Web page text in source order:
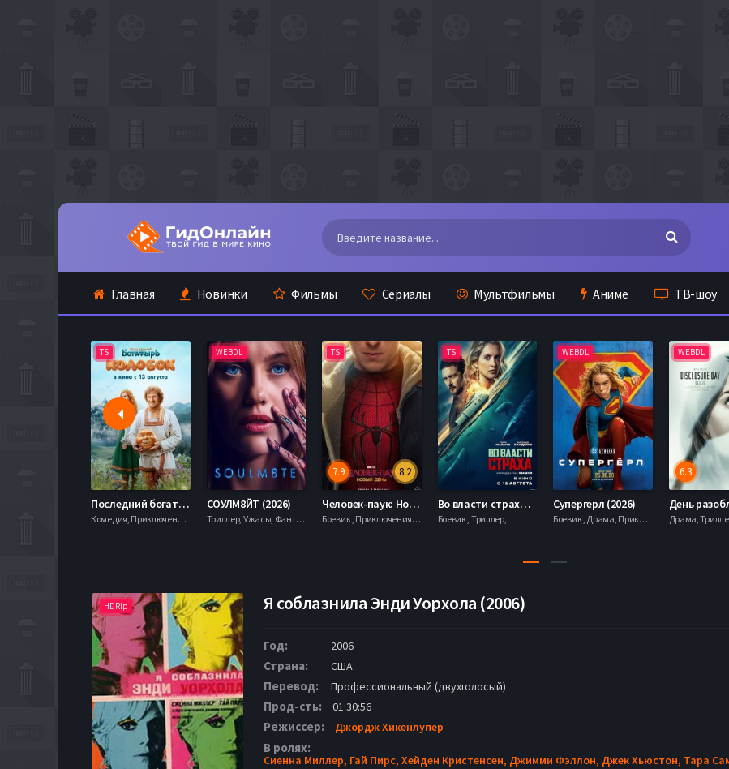
Главная Новинки Фильмы Сериалы Мультфильмы Аниме ТВ-шоу
TS
Последний богатырь. Колобок (2026)
Комедия, Приключения, Фэнтези,
WEBDL
СОУЛМ8ЙТ (2026)
Триллер, Ужасы, Фантастика,
TS
8.2
7.9
Человек-паук: Новый день (2026)
Боевик , Приключения, Фантастика, Фэнтези,
TS
Во власти страха (2026)
Боевик , Триллер,
WEBDL
Супергерл (2026)
Боевик , Драма, Приключения, Фантастика,
WEBDL
6.3
HDRip Я соблазнила Энди Уорхола (2006)
Год: 2006
Страна: США
Перевод: Профессиональный (двухголосый)
Прод-сть: 01:30:56
Режиссер: Джордж Хикенлупер
В ролях:
Сиенна Миллер, Гай Пирс, Хейден Кристенсен, Джимми Фэллон, Джек Хьюстон, Тара